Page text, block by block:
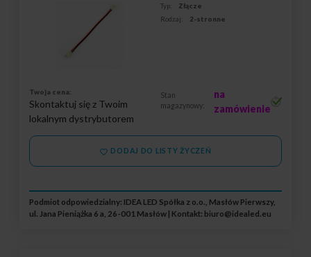
Typ:
Złącze
Rodzaj:
2-stronne
Twoja cena:
Skontaktuj się z Twoim
lokalnym dystrybutorem
Stan
magazynowy:
na
zamówienie
DODAJ DO LISTY ŻYCZEŃ
Podmiot odpowiedzialny: IDEA LED Spółka z o.o., Masłów Pierwszy,
ul. Jana Pieniążka 6 a, 26-001 Masłów | Kontakt: biuro@idealed.eu